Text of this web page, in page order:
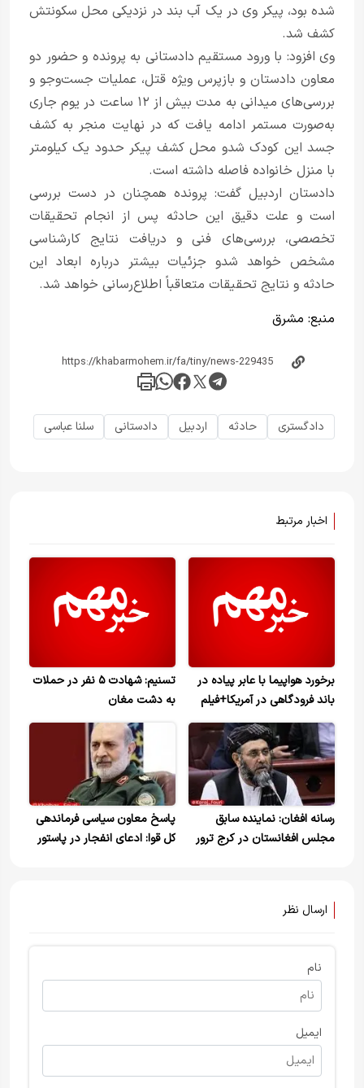
شده بود، پیکر وی در یک آب بند در نزدیکی محل سکونتش
کشف شد.
وی افزود: با ورود مستقیم دادستانی به پرونده و حضور دو
معاون دادستان و بازپرس ویژه قتل، عملیات جست‌وجو و
بررسی‌های میدانی به مدت بیش از ۱۲ ساعت در یوم جاری
به‌صورت مستمر ادامه یافت که در نهایت منجر به کشف
جسد این کودک شدو محل کشف پیکر حدود یک کیلومتر
با منزل خانواده فاصله داشته است.
دادستان اردبیل گفت: پرونده همچنان در دست بررسی
است و علت دقیق این حادثه پس از انجام تحقیقات
تخصصی، بررسی‌های فنی و دریافت نتایج کارشناسی
مشخص خواهد شدو جزئیات بیشتر درباره ابعاد این
حادثه و نتایج تحقیقات متعاقباً اطلاع‌رسانی خواهد شد.​
منبع: مشرق
دادگستری حادثه اردبیل دادستانی سلنا عباسی
اخبار مرتبط
برخورد هواپیما با عابر پیاده در
باند فرودگاهی در آمریکا+فیلم
تسنیم: شهادت ۵ نفر در حملات
به دشت مغان
رسانه افغان: نماینده سابق
مجلس افغانستان در کرج ترور
پاسخ معاون سیاسی فرماندهی
کل قوا: ادعای انفجار در پاستور
ارسال نظر
نام
ایمیل